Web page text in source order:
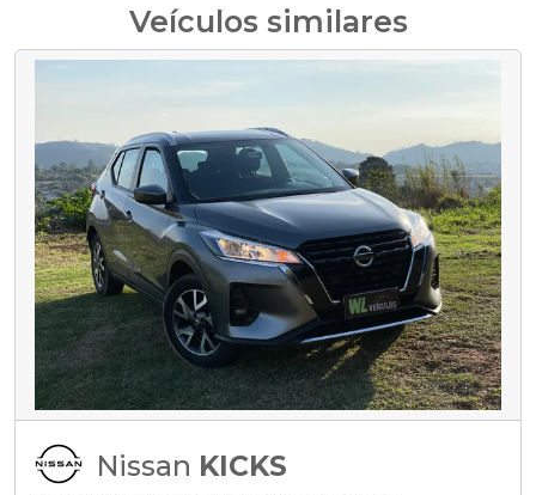
Veículos similares
Nissan KICKS